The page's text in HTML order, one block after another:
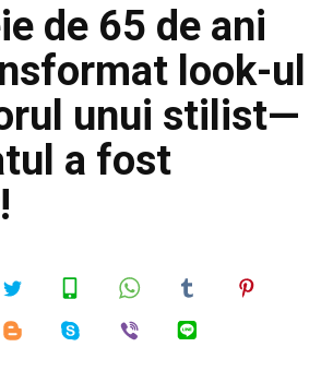
de 65 de ani
look-ul
unui stilist—
a fost